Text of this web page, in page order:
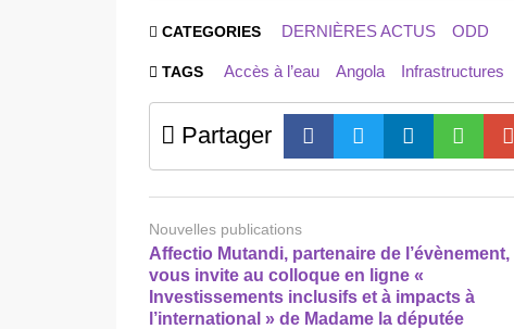
CATEGORIES DERNIÈRES ACTUS ODD
TAGS Accès à l’eau Angola Infrastructures
Partager
Nouvelles publications
Affectio Mutandi, partenaire de l’évènement,
vous invite au colloque en ligne «
Investissements inclusifs et à impacts à
l’international » de Madame la députée